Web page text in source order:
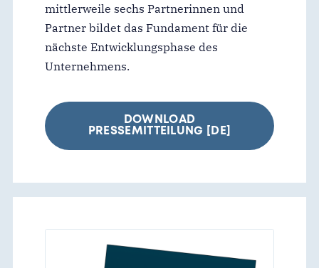
mittlerweile sechs Partnerinnen und
Partner bildet das Fundament für die
nächste Entwicklungsphase des
Unternehmens.
DOWNLOAD
PRESSEMITTEILUNG [DE]